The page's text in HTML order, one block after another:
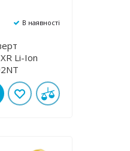
В наявності
Li-Ion